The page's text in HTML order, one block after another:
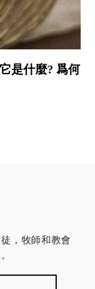
是什麼? 爲何
，牧師和教會